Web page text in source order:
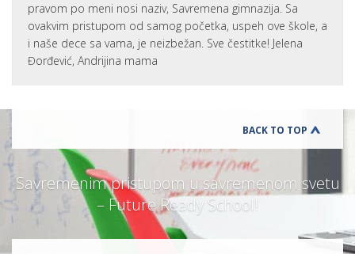
pravom po meni nosi naziv, Savremena gimnazija. Sa
ovakvim pristupom od samog početka, uspeh ove škole, a
i naše dece sa vama, je neizbežan. Sve čestitke! Jelena
Đorđević, Andrijina mama
BACK TO TOP
Savremenim pristupom u savremenom svetu
– Future Ready School!